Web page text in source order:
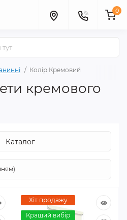
0
Колір Кремовий
кремового
Каталог
Хіт продажу
Кращий вибір